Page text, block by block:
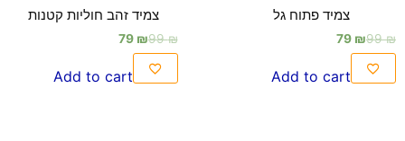
צמיד פתוח גל
99₪
79 ₪
Add to cart
צמיד זהב חוליות קטנות
99₪
79 ₪
Add to cart